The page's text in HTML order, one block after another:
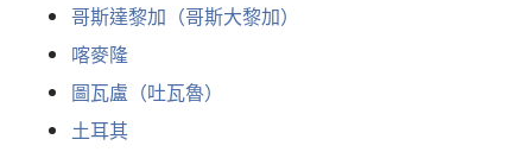
哥斯達黎加（哥斯大黎加）
喀麥隆
圖瓦盧（吐瓦魯）
土耳其